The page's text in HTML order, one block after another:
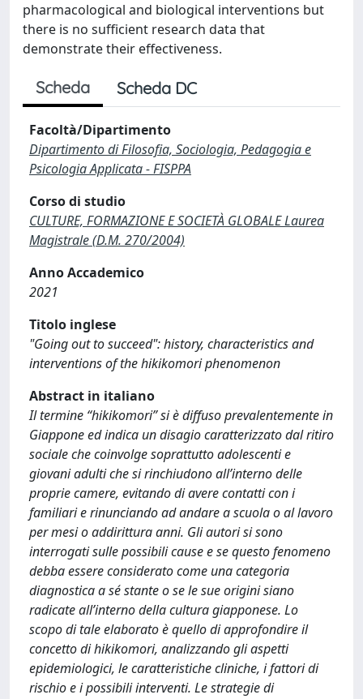
pharmacological and biological interventions but
there is no sufficient research data that
demonstrate their effectiveness.
Scheda Scheda DC
Facoltà/Dipartimento
Dipartimento di Filosofia, Sociologia, Pedagogia e
Psicologia Applicata - FISPPA
Corso di studio
CULTURE, FORMAZIONE E SOCIETÀ GLOBALE Laurea
Magistrale (D.M. 270/2004)
Anno Accademico
2021
Titolo inglese
"Going out to succeed": history, characteristics and
interventions of the hikikomori phenomenon
Abstract in italiano
Il termine “hikikomori” si è diffuso prevalentemente in
Giappone ed indica un disagio caratterizzato dal ritiro
sociale che coinvolge soprattutto adolescenti e
giovani adulti che si rinchiudono all’interno delle
proprie camere, evitando di avere contatti con i
familiari e rinunciando ad andare a scuola o al lavoro
per mesi o addirittura anni. Gli autori si sono
interrogati sulle possibili cause e se questo fenomeno
debba essere considerato come una categoria
diagnostica a sé stante o se le sue origini siano
radicate all’interno della cultura giapponese. Lo
scopo di tale elaborato è quello di approfondire il
concetto di hikikomori, analizzando gli aspetti
epidemiologici, le caratteristiche cliniche, i fattori di
rischio e i possibili interventi. Le strategie di